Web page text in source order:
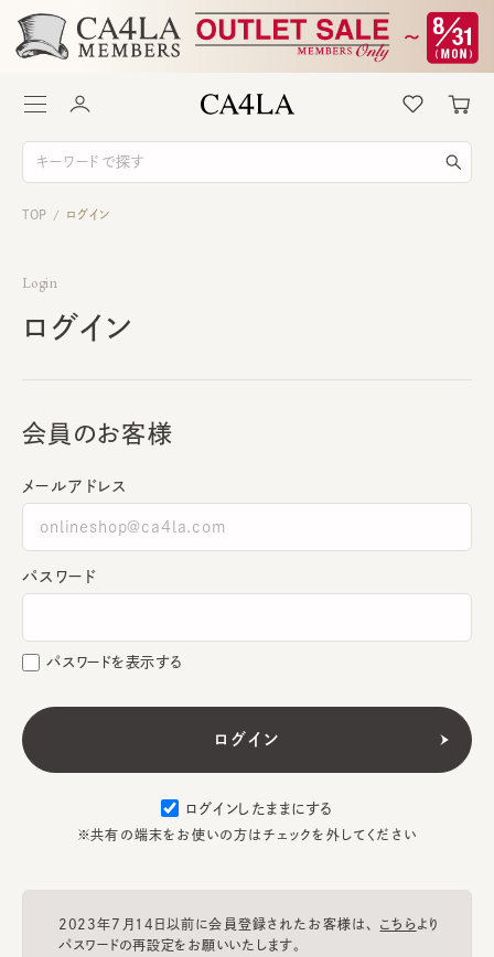
TOP / ログイン
Login
ログイン
会員のお客様
メールアドレス
パスワード
パスワードを表示する
ログインしたままにする
※共有の端末をお使いの方はチェックを外してください
2023年7月14日以前に会員登録されたお客様は、 こちらより
パスワードの再設定をお願いいたします。